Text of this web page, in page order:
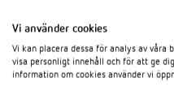
Tekniska ritningar
Vi använder cookies
Vi kan placera dessa för analys av
visa personligt innehåll och för att ge
information om cookies använder vi